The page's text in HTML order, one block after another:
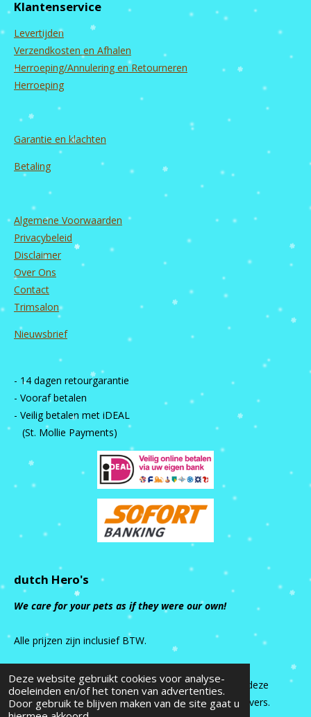
Deze website gebruikt cookies voor analyse-
doeleinden en/of het tonen van advertenties.
Door gebruik te blijven maken van de site gaat u
o
k
g
a
m
b
Klantenservice
Levertijden
Verzendkosten en Afhalen
Herroeping/Annulering en Retourneren
Herroeping
Garantie en klachten
Betaling
Algemene Voorwaarden
Privacybeleid
Disclaimer
Over Ons
Contact
Trimsalon
Nieuwsbrief
- 14 dagen retourgarantie
- Vooraf betalen
- Veilig betalen met iDEAL
(St. Mollie Payments)
dutch Hero's
We care for your pets as if they were our own!
Alle prijzen zijn inclusief BTW.
Alle rechten van intellectuele eigendom betreffende deze
site liggen bij dutch Hero’s en haar relaties/licentiegevers.